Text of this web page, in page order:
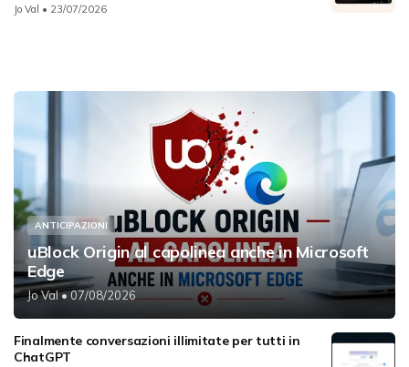
Jo Val • 23/07/2026
ANTICIPAZIONI
uBlock Origin al capolinea anche in Microsoft
Edge
Jo Val• 07/08/2026
Finalmente conversazioni illimitate per tutti in
ChatGPT